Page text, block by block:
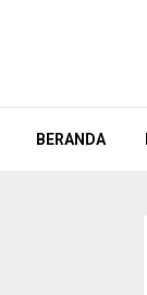
BERANDA